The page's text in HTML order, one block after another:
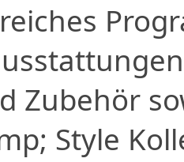
Zubehör
Style